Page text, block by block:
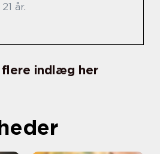
år.
indlæg her